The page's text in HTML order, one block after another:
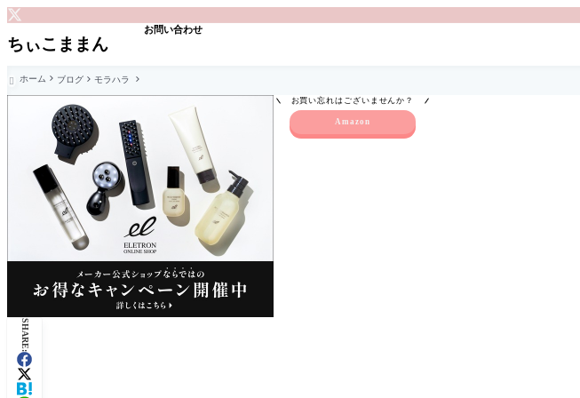
ちぃこままん
お問い合わせ
 ホーム ブログ モラハラ
お買い忘れはございませんか？
Amazon
SHARE: